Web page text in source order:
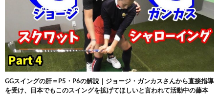
GGスイングの肝＝P5・P6の解説｜ジョージ・ガンカスさんから直接指導
を受け、日本でもこのスイングを拡げてほしいと言われて活動中の藤本